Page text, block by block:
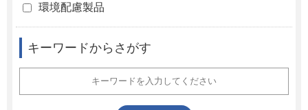
環境配慮製品
キーワードからさがす